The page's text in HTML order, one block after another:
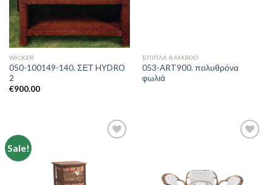
WICKER
050-100149-140. ΣΕΤ HYDRO
2
€900.00
ΈΠΙΠΛΑ BAMBOO
053-ART900. πολυθρόνα
φωλιά
Sale!